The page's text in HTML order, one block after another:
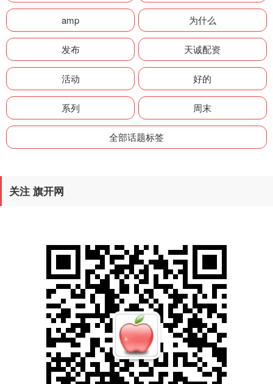
amp 为什么
发布 天诚配资
活动 好的
系列 周末
全部话题标签
关注 旗开网